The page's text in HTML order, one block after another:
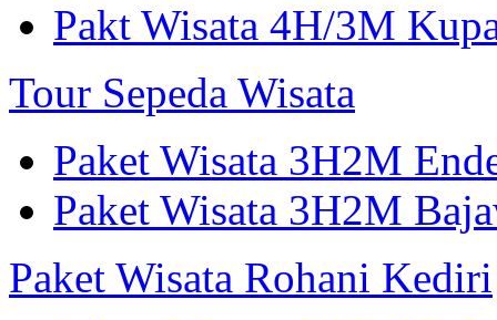
Pakt Wisata 4H/3M
Tour Sepeda Wisata
Paket Wisata 3H2M
Paket Wisata 3H2M
Paket Wisata Rohani Kediri